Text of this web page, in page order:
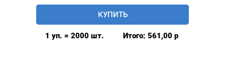
Хольнитены
КУПИТЬ
1 уп. = 2000 шт. Итого: 561,00 р